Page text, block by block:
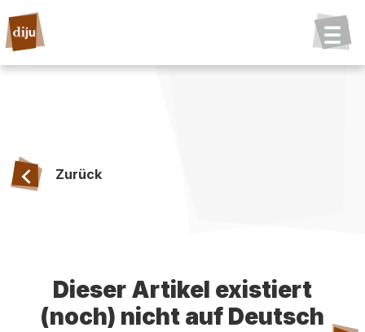
Zurück
Dieser Artikel existiert
(noch) nicht auf Deutsch